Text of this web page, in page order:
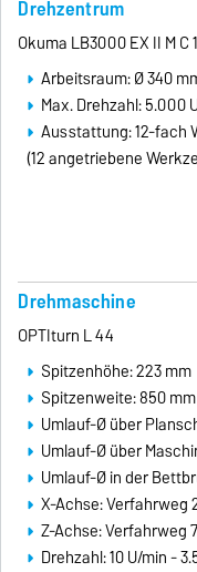
Drehzentrum
Okuma LB3000 EX II M C
Arbeitsraum: Ø 340
Max. Drehzahl: 5.000
Ausstattung: 12-fach
(12 angetriebene
Drehmaschine
OPTIturn L 44
Spitzenhöhe: 223 mm
Spitzenweite: 850 mm
Umlauf-Ø über
Umlauf-Ø über
Umlauf-Ø in der
X-Achse: Verfahrweg
Z-Achse: Verfahrweg
Drehzahl: 10 U/min -